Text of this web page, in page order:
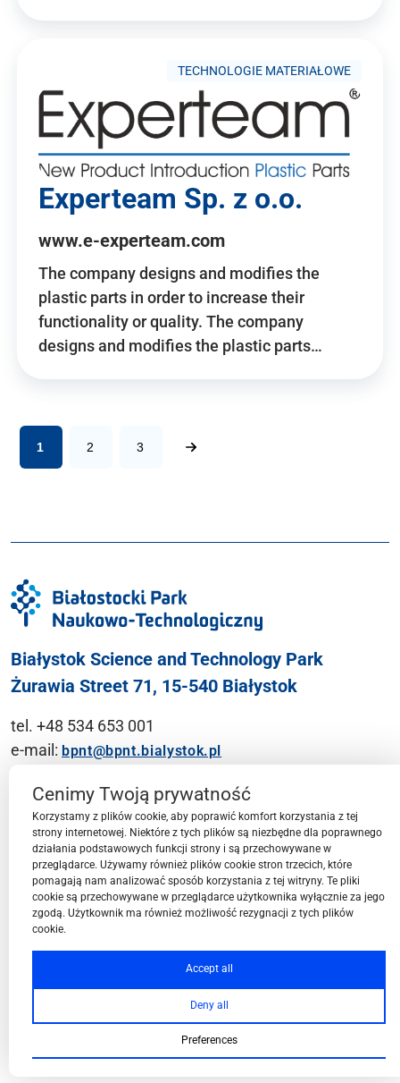
TECHNOLOGIE MATERIAŁOWE
Experteam Sp. z o.o.
www.e-experteam.com
The company designs and modifies the
plastic parts in order to increase their
functionality or quality. The company
designs and modifies the plastic parts…
1 2 3
Białystok Science and Technology Park
Żurawia Street 71, 15-540 Białystok
tel. +48 534 653 001
e-mail: bpnt@bpnt.bialystok.pl
Contact
BPN-T Area
BPN-T Offer
Cenimy Twoją prywatność
Korzystamy z plików cookie, aby poprawić komfort korzystania z tej
strony internetowej. Niektóre z tych plików są niezbędne dla poprawnego
działania podstawowych funkcji strony i są przechowywane w
przeglądarce. Używamy również plików cookie stron trzecich, które
pomagają nam analizować sposób korzystania z tej witryny. Te pliki
cookie są przechowywane w przeglądarce użytkownika wyłącznie za jego
zgodą. Użytkownik ma również możliwość rezygnacji z tych plików
cookie.
Accept all
Deny all
Preferences